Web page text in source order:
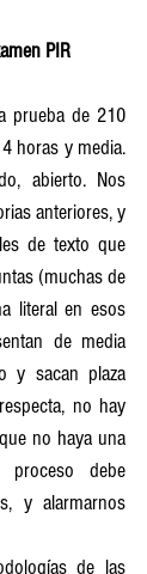
PIR
horas y media.
abierto. Nos
anteriores, y
de texto que
(muchas de
literal en esos
de media
y sacan plaza
no hay
no haya una
debe
y alarmarnos